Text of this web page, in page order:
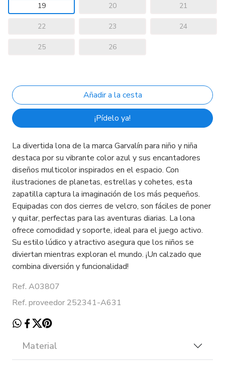
19 20 21
22 23 24
25 26
¡Pídelo ya!
La divertida lona de la marca Garvalín para niño y niña
destaca por su vibrante color azul y sus encantadores
diseños multicolor inspirados en el espacio. Con
ilustraciones de planetas, estrellas y cohetes, esta
zapatilla captura la imaginación de los más pequeños.
Equipadas con dos cierres de velcro, son fáciles de poner
y quitar, perfectas para las aventuras diarias. La lona
ofrece comodidad y soporte, ideal para el juego activo.
Su estilo lúdico y atractivo asegura que los niños se
diviertan mientras exploran el mundo. ¡Un calzado que
combina diversión y funcionalidad!
Ref. A03807
Ref. proveedor 252341-A631
Material